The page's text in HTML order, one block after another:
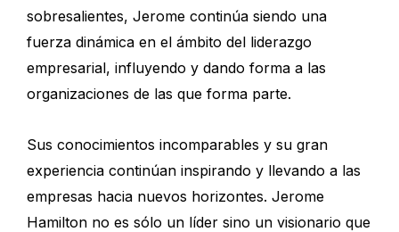
sobresalientes, Jerome continúa siendo una
fuerza dinámica en el ámbito del liderazgo
empresarial, influyendo y dando forma a las
organizaciones de las que forma parte.
Sus conocimientos incomparables y su gran
experiencia continúan inspirando y llevando a las
empresas hacia nuevos horizontes. Jerome
Hamilton no es sólo un líder sino un visionario que